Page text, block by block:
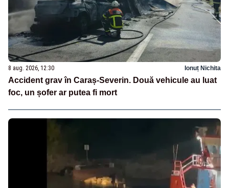
8 aug. 2026, 12:30 Ionuț Nichita
Accident grav în Caraș-Severin. Două vehicule au luat
foc, un șofer ar putea fi mort